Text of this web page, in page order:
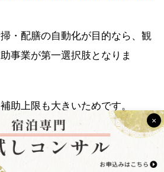
・配膳の自動化が目的なら、観
事業が第一選択肢となりま
助上限も大きいためです。
なら中小企業省力化投資補助金
申請しやすく採択されやすい傾
×